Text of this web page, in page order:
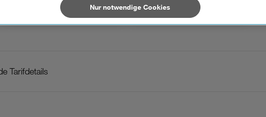
Tarifdetails
Sie „Nur notwendige Cookies“ wählen, dann sind für Sie nur jene Cookies im Einsatz, die
dieser Website unerlässlich sind.
Nur notwendige Cookies